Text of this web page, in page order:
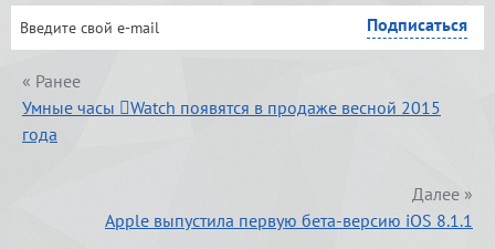
« Ранее
Умные часы Watch появятся в продаже весной 2015
года
Далее »
Apple выпустила первую бета-версию iOS 8.1.1